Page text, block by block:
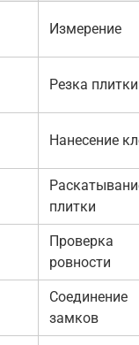
Измерение
Резка плитки
Нанесение
плитки
Проверка
ровности
Соединение
замков